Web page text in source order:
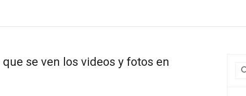
se ven los videos y fotos en